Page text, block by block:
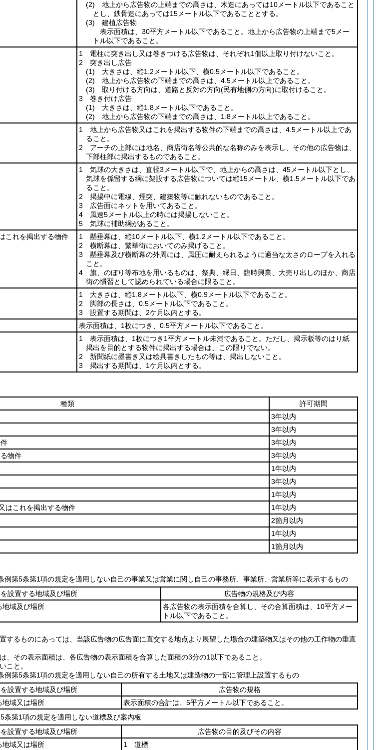
(2) 地上から広告物の上端までの高さは、木造にあっては10メートル以下であること
とし、鉄骨造にあっては15メートル以下であることとする。
(3) 建植広告物
表示面積は、30平方メートル以下であること。地上から広告物の上端まで5メー
トル以下であること。
1 電柱に突き出し又は巻きつける広告物は、それぞれ1個以上取り付けないこと。
2 突き出し広告
(1) 大きさは、縦1.2メートル以下、横0.5メートル以下であること。
(2) 地上から広告物の下端までの高さは、4.5メートル以上であること。
(3) 取り付ける方向は、道路と反対の方向(民有地側の方向)に取付けること。
3 巻き付け広告
(1) 大きさは、縦1.8メートル以下であること。
(2) 地上から広告物の下端までの高さは、1.8メートル以上であること。
1 地上から広告物又はこれを掲出する物件の下端までの高さは、4.5メートル以上であ
ること。
2 アーチの上部には地名、商店街名等公共的な名称のみを表示し、その他の広告物は、
下部柱部に掲出するものであること。
1 気球の大きさは、直径3メートル以下で、地上からの高さは、45メートル以下とし、
気球を係留する綱に架設する広告物については縦15メートル、横1.5メートル以下であ
ること。
2 掲揚中に電線、煙突、建築物等に触れないものであること。
3 広告面にネットを用いてあること。
4 風速5メートル以上の時には掲揚しないこと。
5 気球に補助綱があること。
これを掲出する物件
1 懸垂幕は、縦10メートル以下、横1.2メートル以下であること。
2 横断幕は、繁華街においてのみ掲げること。
3 懸垂幕及び横断幕の外周には、風圧に耐えられるように適当な太さのロープを入れる
こと。
4 旗、のぼり等布地を用いるものは、祭典、縁日、臨時興業、大売り出しのほか、商店
街の慣習として認められている場合に限ること。
1 大きさは、縦1.8メートル以下、横0.9メートル以下であること。
2 脚部の長さは、0.5メートル以下であること。
3 設置する期間は、2ケ月以内とする。
表示面積は、1枚につき、0.5平方メートル以下であること。
1 表示面積は、1枚につき1平方メートル未満であること。ただし、掲示板等のはり紙
掲出を目的とする物件に掲出する場合は、この限りでない。
2 新聞紙に墨書き又は絵具書きしたもの等は、掲出しないこと。
3 掲出する期間は、1ケ月以内とする。
種類
許可期間
3年以内
3年以内
3年以内
物件
3年以内
1年以内
3年以内
1年以内
又はこれを掲出する物件
1年以内
2箇月以内
1年以内
1箇月以内
第5条第1項の規定を適用しない自己の事業又は営業に関し自己の事務所、事業所、営業所等に表示するもの
設置する地域及び場所
広告物の規格及び内容
地域及び場所
各広告物の表示面積を合算し、その合算面積は、10平方メー
トル以下であること。
るものにあっては、当該広告物の広告面に直交する地点より展望した場合の建築物又はその他の工作物の垂直
その表示面積は、各広告物の表示面積を合算した面積の3分の1以下であること。
こと。
第5条第1項の規定を適用しない自己の所有する土地又は建造物の一部に管理上設置するもの
設置する地域及び場所
広告物の規格
地域又は場所
表示面積の合計は、5平方メートル以下であること。
第1項の規定を適用しない道標及び案内板
設置する地域及び場所
広告物の目的及びその内容
地域又は場所
1 道標